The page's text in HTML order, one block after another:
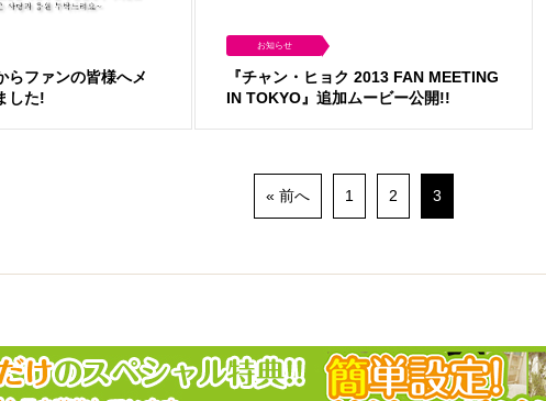
らファンの皆様へメ
した!
お知らせ
『チャン・ヒョク 2013 FAN MEETING
IN TOKYO』追加ムービー公開!!
« 前へ 1 2 3